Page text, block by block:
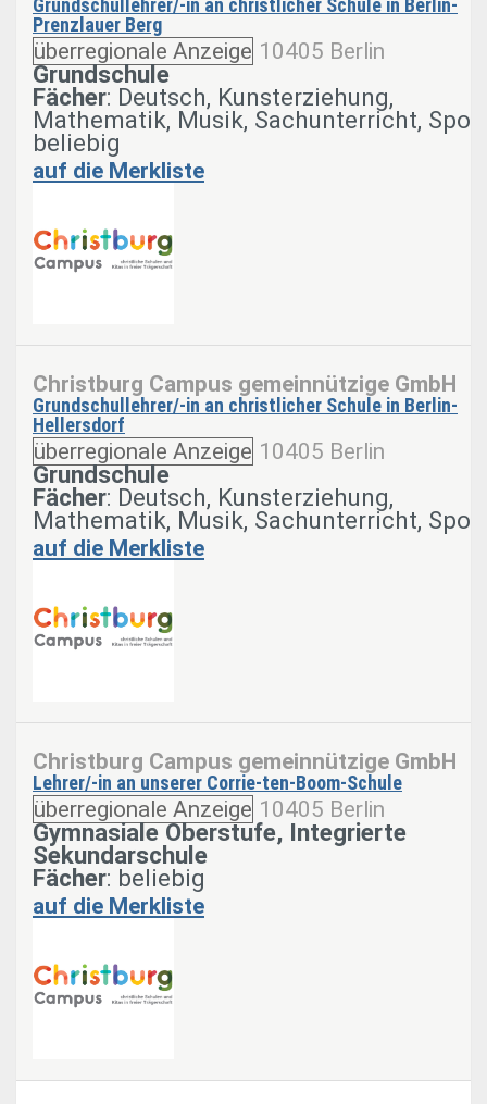
Grundschullehrer/-in an christlicher Schule in Berlin-
Prenzlauer Berg
überregionale Anzeige 10405 Berlin
Grundschule
Fächer: Deutsch, Kunsterziehung,
Mathematik, Musik, Sachunterricht,
beliebig
auf die Merkliste
Christburg Campus gemeinnützige GmbH
Grundschullehrer/-in an christlicher Schule in Berlin-
Hellersdorf
überregionale Anzeige 10405 Berlin
Grundschule
Fächer: Deutsch, Kunsterziehung,
Mathematik, Musik, Sachunterricht,
auf die Merkliste
Christburg Campus gemeinnützige GmbH
Lehrer/-in an unserer Corrie-ten-Boom-Schule
überregionale Anzeige 10405 Berlin
Gymnasiale Oberstufe, Integrierte
Sekundarschule
Fächer: beliebig
auf die Merkliste